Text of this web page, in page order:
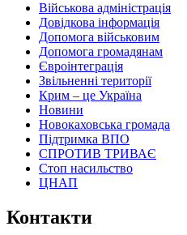
Військова адміністрація
Довідкова інформація
Допомога військовим
Допомога громадянам
Євроінтеграція
Звільненні території
Крим – це Україна
Новини
Новокаховська громада
Підтримка ВПО
СПРОТИВ ТРИВАЄ
Стоп насильство
ЦНАП
Контакти